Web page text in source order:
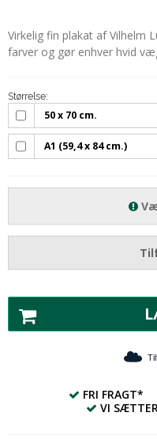
Virkelig fin plakat af Vilhelm
farver og gør enhver hvid
Størrelse:
50 x 70 cm.
A1 (59,4 x 84 cm.)
FRI FRAGT*
VI